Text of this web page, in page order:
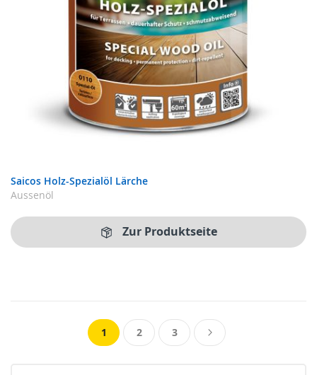
Saicos Holz-Spezialöl Lärche
Aussenöl
Zur Produktseite
SeiteSie lesen gerade Seite
1
Seite
2
Seite
3
Seite
Weiter